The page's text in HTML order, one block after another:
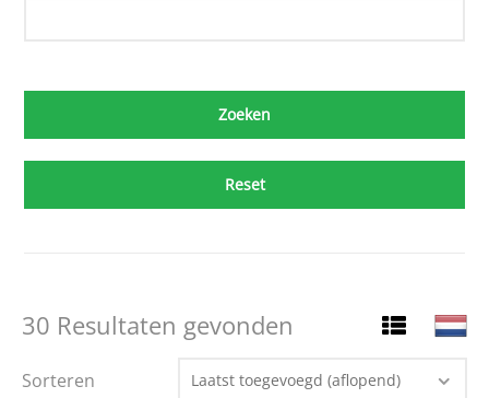
Reset
30 Resultaten gevonden
Sorteren Laatst toegevoegd (aflopend)